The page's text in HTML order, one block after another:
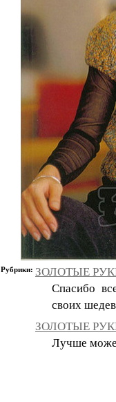
Рубрики: ЗОЛОТЫЕ
Спасибо
своих
ЗОЛОТЫЕ
Лучше